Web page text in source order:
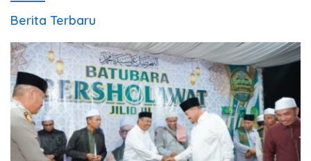
Berita Terbaru